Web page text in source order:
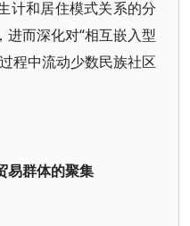
计和居住模式关系的分
而深化对“相互嵌入型
程中流动少数民族社区
易群体的聚集